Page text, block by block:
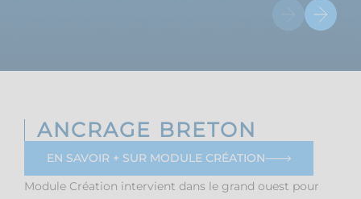
ANCRAGE BRETON
EN SAVOIR + SUR MODULE CRÉATION
Module Création intervient dans le grand ouest pour